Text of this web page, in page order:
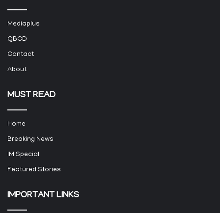
Mediaplus
QBCD
Contact
About
MUST READ
Home
Breaking News
IM Special
Featured Stories
IMPORTANT LINKS